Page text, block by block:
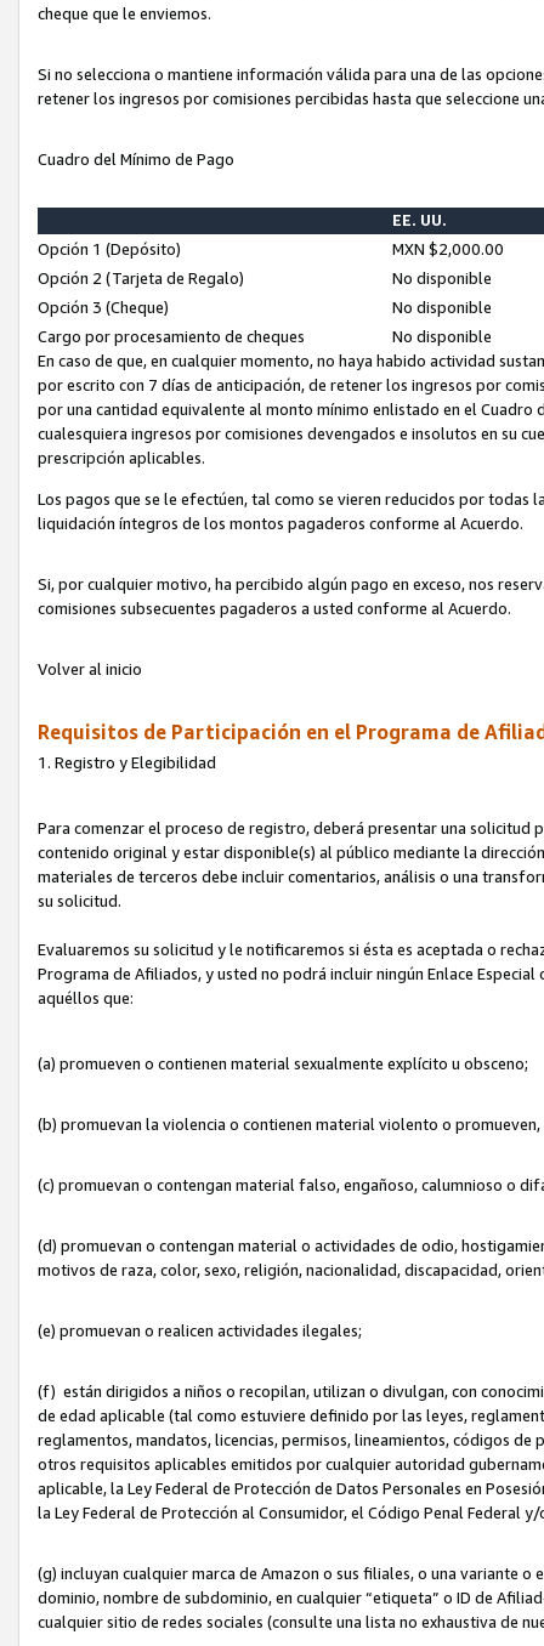
cheque que le enviemos.
Si no selecciona o mantiene información válida para una de las
retener los ingresos por comisiones percibidas hasta que seleccione
Cuadro del Mínimo de Pago
EE. UU.
Opción 1 (Depósito)
MXN $2,000.00
Opción 2 (Tarjeta de Regalo)
No disponible
Opción 3 (Cheque)
No disponible
Cargo por procesamiento de cheques
No disponible
En caso de que, en cualquier momento, no haya habido actividad
por escrito con 7 días de anticipación, de retener los ingresos por
por una cantidad equivalente al monto mínimo enlistado en el
cualesquiera ingresos por comisiones devengados e insolutos en su
prescripción aplicables.
Los pagos que se le efectúen, tal como se vieren reducidos por todas
liquidación íntegros de los montos pagaderos conforme al Acuerdo.
Si, por cualquier motivo, ha percibido algún pago en exceso, nos
comisiones subsecuentes pagaderos a usted conforme al Acuerdo.
Volver al inicio
Requisitos de Participación en el Programa de
1. Registro y Elegibilidad
Para comenzar el proceso de registro, deberá presentar una solicitud
contenido original y estar disponible(s) al público mediante la
materiales de terceros debe incluir comentarios, análisis o una
su solicitud.
Evaluaremos su solicitud y le notificaremos si ésta es aceptada o
Programa de Afiliados, y usted no podrá incluir ningún Enlace
aquéllos que:
(a) promueven o contienen material sexualmente explícito u obsceno;
(b) promuevan la violencia o contienen material violento o
(c) promuevan o contengan material falso, engañoso, calumnioso o
(d) promuevan o contengan material o actividades de odio,
motivos de raza, color, sexo, religión, nacionalidad, discapacidad,
(e) promuevan o realicen actividades ilegales;
(f) están dirigidos a niños o recopilan, utilizan o divulgan, con
de edad aplicable (tal como estuviere definido por las leyes,
reglamentos, mandatos, licencias, permisos, lineamientos, códigos
otros requisitos aplicables emitidos por cualquier autoridad
aplicable, la Ley Federal de Protección de Datos Personales en
la Ley Federal de Protección al Consumidor, el Código Penal Federal
(g) incluyan cualquier marca de Amazon o sus filiales, o una variante
dominio, nombre de subdominio, en cualquier “etiqueta” o ID de
cualquier sitio de redes sociales (consulte una lista no exhaustiva de